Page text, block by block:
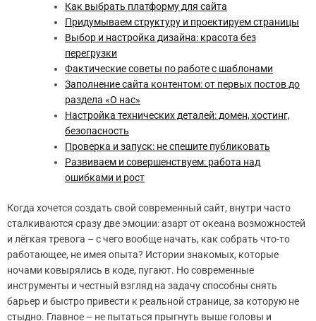
Как выбрать платформу для сайта
Придумываем структуру и проектируем страницы
Выбор и настройка дизайна: красота без
перегрузки
Фактические советы по работе с шаблонами
Заполнение сайта контентом: от первых постов до
раздела «О нас»
Настройка технических деталей: домен, хостинг,
безопасность
Проверка и запуск: не спешите публиковать
Развиваем и совершенствуем: работа над
ошибками и рост
Когда хочется создать свой современный сайт, внутри часто
сталкиваются сразу две эмоции: азарт от океана возможностей
и лёгкая тревога – с чего вообще начать, как собрать что-то
работающее, не имея опыта? Истории знакомых, которые
ночами ковырялись в коде, пугают. Но современные
инструменты и честный взгляд на задачу способны снять
барьер и быстро привести к реальной странице, за которую не
стыдно. Главное – не пытаться прыгнуть выше головы и